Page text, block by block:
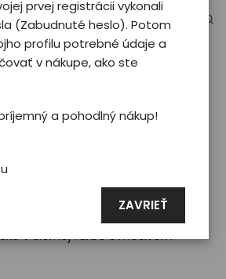
prvej registrácii vykonali
(Zabudnuté heslo). Potom
profilu potrebné údaje a
v nákupe, ako ste
a pohodlný nákup!
ZAVRIEŤ
RAINBOW
v čiernej farbe s motívom